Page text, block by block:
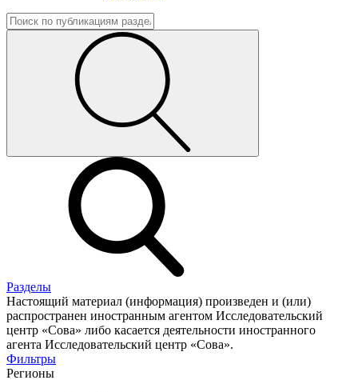
Разделы
Настоящий материал (информация) произведен и (или)
распространен иностранным агентом Исследовательский
центр «Сова» либо касается деятельности иностранного
агента Исследовательский центр «Сова».
Фильтры
Регионы